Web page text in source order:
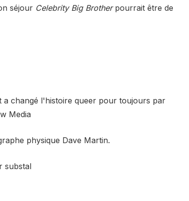
séjour Celebrity Big Brotherpourrait être de
a changé l'histoire queer pour toujours par
Media
physique Dave Martin.
substal